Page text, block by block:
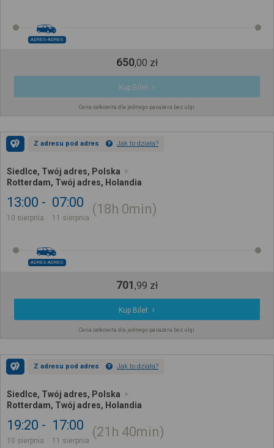
ADRES-ADRES
650,00 zł
Kup Bilet
Cena całkowita dla jednego pasażera bez ulgi
Z adresu pod adres Jak to działa?
Siedlce, Twój adres, Polska
Rotterdam, Twój adres, Holandia
13:00
10 sierpnia
07:00
11 sierpnia
18h 0min
ADRES-ADRES
701,99 zł
Kup Bilet
Cena całkowita dla jednego pasażera bez ulgi
Z adresu pod adres Jak to działa?
Siedlce, Twój adres, Polska
Rotterdam, Twój adres, Holandia
19:20
10 sierpnia
17:00
11 sierpnia
21h 40min